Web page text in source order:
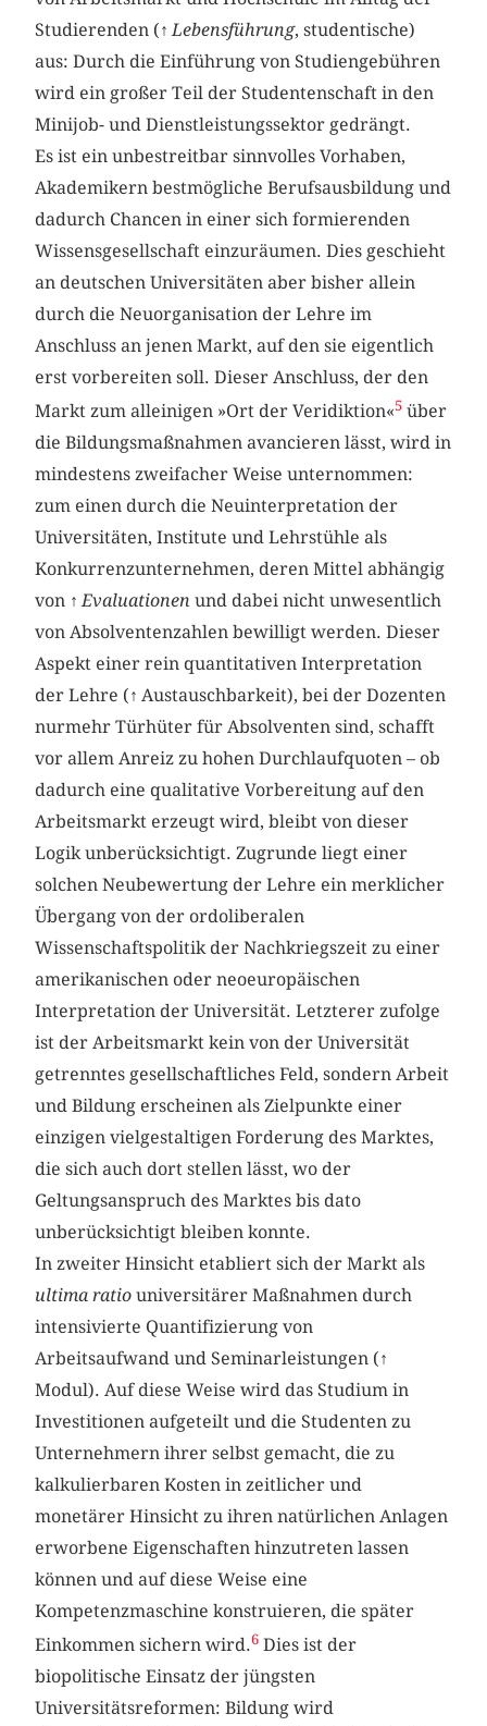
Studierenden (↑ Lebensführung, studentische)
aus: Durch die Einführung von Studiengebühren
wird ein großer Teil der Studentenschaft in den
Minijob- und Dienstleistungssektor gedrängt.
Es ist ein unbestreitbar sinnvolles Vorhaben,
Akademikern bestmögliche Berufsausbildung und
dadurch Chancen in einer sich formierenden
Wissensgesellschaft einzuräumen. Dies geschieht
an deutschen Universitäten aber bisher allein
durch die Neuorganisation der Lehre im
Anschluss an jenen Markt, auf den sie eigentlich
erst vorbereiten soll. Dieser Anschluss, der den
Markt zum alleinigen »Ort der Veridiktion«5 über
die Bildungsmaßnahmen avancieren lässt, wird in
mindestens zweifacher Weise unternommen:
zum einen durch die Neuinterpretation der
Universitäten, Institute und Lehrstühle als
Konkurrenzunternehmen, deren Mittel abhängig
von ↑ Evaluationen und dabei nicht unwesentlich
von Absolventenzahlen bewilligt werden. Dieser
Aspekt einer rein quantitativen Interpretation
der Lehre (↑ Austauschbarkeit), bei der Dozenten
nurmehr Türhüter für Absolventen sind, schafft
vor allem Anreiz zu hohen Durchlaufquoten – ob
dadurch eine qualitative Vorbereitung auf den
Arbeitsmarkt erzeugt wird, bleibt von dieser
Logik unberücksichtigt. Zugrunde liegt einer
solchen Neubewertung der Lehre ein merklicher
Übergang von der ordoliberalen
Wissenschaftspolitik der Nachkriegszeit zu einer
amerikanischen oder neoeuropäischen
Interpretation der Universität. Letzterer zufolge
ist der Arbeitsmarkt kein von der Universität
getrenntes gesellschaftliches Feld, sondern Arbeit
und Bildung erscheinen als Zielpunkte einer
einzigen vielgestaltigen Forderung des Marktes,
die sich auch dort stellen lässt, wo der
Geltungsanspruch des Marktes bis dato
unberücksichtigt bleiben konnte.
In zweiter Hinsicht etabliert sich der Markt als
ultima ratio universitärer Maßnahmen durch
intensivierte Quantifizierung von
Arbeitsaufwand und Seminarleistungen (↑
Modul). Auf diese Weise wird das Studium in
Investitionen aufgeteilt und die Studenten zu
Unternehmern ihrer selbst gemacht, die zu
kalkulierbaren Kosten in zeitlicher und
monetärer Hinsicht zu ihren natürlichen Anlagen
erworbene Eigenschaften hinzutreten lassen
können und auf diese Weise eine
Kompetenzmaschine konstruieren, die später
Einkommen sichern wird.6 Dies ist der
biopolitische Einsatz der jüngsten
Universitätsreformen: Bildung wird